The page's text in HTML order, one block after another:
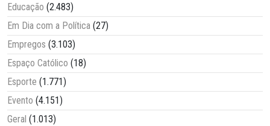
Educação (2.483)
Em Dia com a Política (27)
Empregos (3.103)
Espaço Católico (18)
Esporte (1.771)
Evento (4.151)
Geral (1.013)